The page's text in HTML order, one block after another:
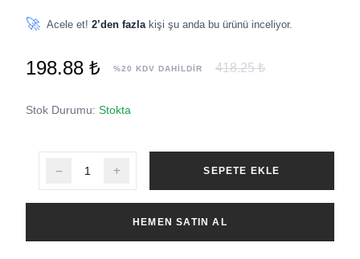
🚀 Acele et! 2’den fazla kişi şu anda bu ürünü inceliyor.
198.88 ₺ %20 KDV DAHİLDİR 418.25 ₺
Stok Durumu: Stokta
SEPETE EKLE
HEMEN SATIN AL